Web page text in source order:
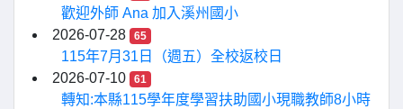
歡迎外師 Ana 加入溪州國小
2026-07-28
65
115年7月31日（週五）全校返校日
2026-07-10
61
轉知:本縣115學年度學習扶助國小現職教師8小時